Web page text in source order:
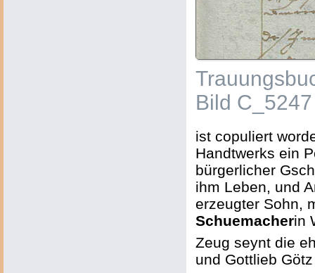
Bild C_5247
ist copuliert
Handtwerks ein
bürgerlicher
ihm Leben, und
erzeugter Sohn,
Schuemacherin
Zeug seynt die
und Gottlieb